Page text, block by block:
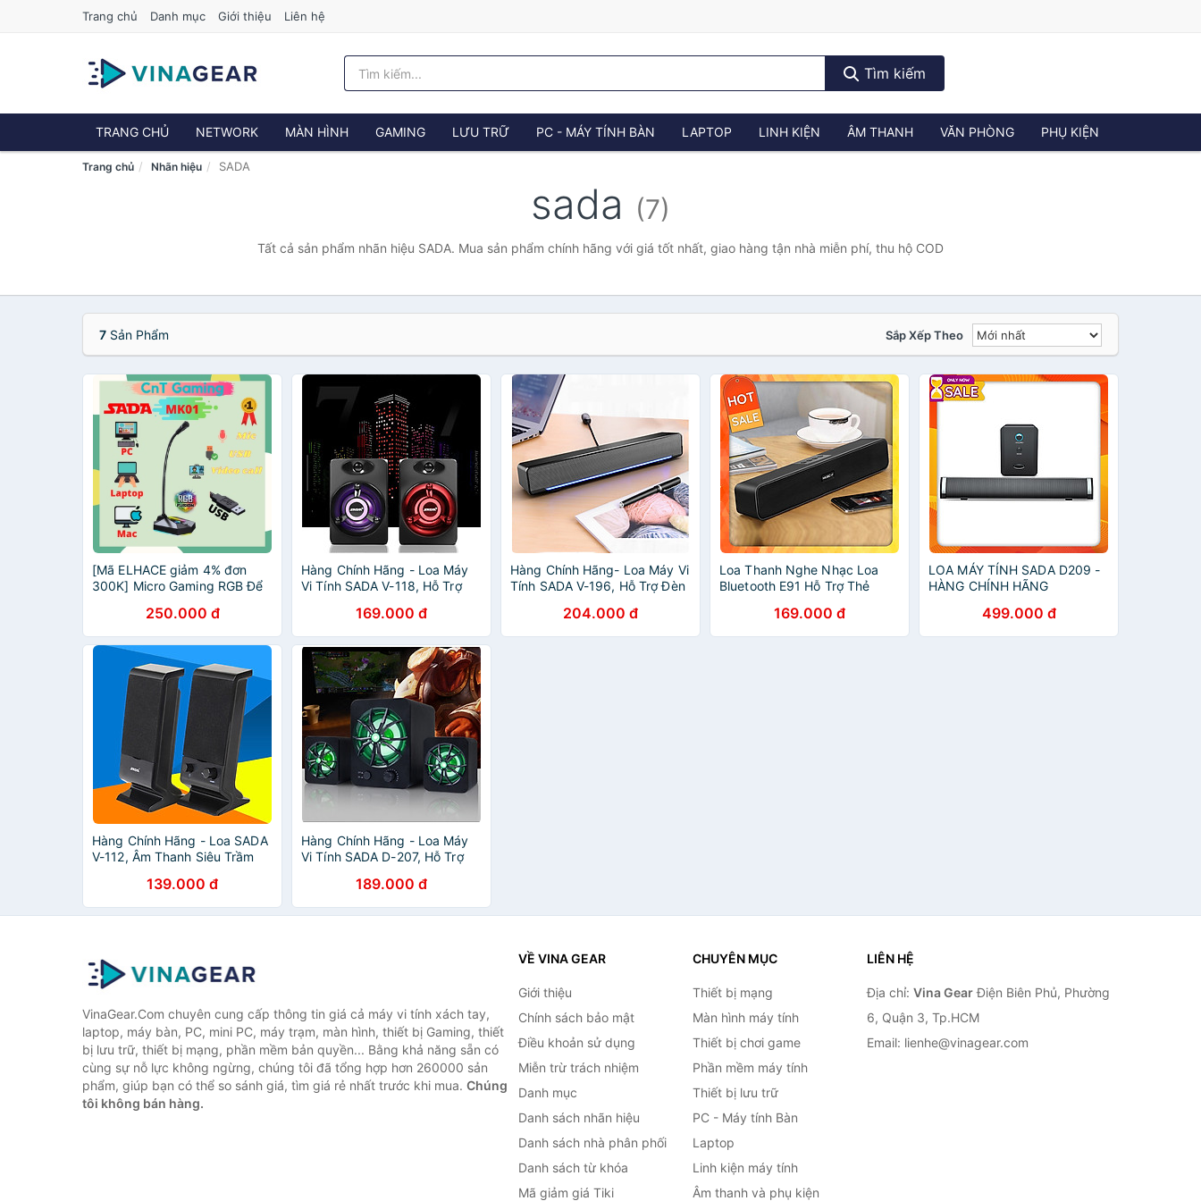
Trang chủ Danh mục Giới thiệu Liên hệ
Tìm kiếm
TRANG CHỦ NETWORK MÀN HÌNH GAMING LƯU TRỮ PC - MÁY TÍNH BÀN LAPTOP LINH KIỆN ÂM THANH VĂN PHÒNG PHỤ KIỆN
Trang chủ Nhãn hiệu SADA
sada (7)
Tất cả sản phẩm nhãn hiệu SADA. Mua sản phẩm chính hãng với giá tốt nhất, giao hàng tận nhà miễn phí, thu hộ COD
7 Sản Phẩm Sắp Xếp Theo
[Mã ELHACE giảm 4% đơn
300K] Micro Gaming RGB Để
Làm Việc Online
250.000 đ
Hàng Chính Hãng - Loa Máy
Vi Tính SADA V-118, Hỗ Trợ
169.000 đ
Hàng Chính Hãng- Loa Máy Vi
Tính SADA V-196, Hỗ Trợ Đèn
204.000 đ
Loa Thanh Nghe Nhạc Loa
Bluetooth E91 Hỗ Trợ Thẻ
169.000 đ
LOA MÁY TÍNH SADA D209 -
HÀNG CHÍNH HÃNG
499.000 đ
Hàng Chính Hãng - Loa SADA
V-112, Âm Thanh Siêu Trầm
139.000 đ
Hàng Chính Hãng - Loa Máy
Vi Tính SADA D-207, Hỗ Trợ
189.000 đ
VinaGear.Com chuyên cung cấp thông tin giá cả máy vi tính xách tay,
laptop, máy bàn, PC, mini PC, máy trạm, màn hình, thiết bị Gaming, thiết
bị lưu trữ, thiết bị mạng, phần mềm bản quyền... Bằng khả năng sẵn có
cùng sự nỗ lực không ngừng, chúng tôi đã tổng hợp hơn 260000 sản
phẩm, giúp bạn có thể so sánh giá, tìm giá rẻ nhất trước khi mua. Chúng
tôi không bán hàng.
VỀ VINA GEAR
Giới thiệu
Chính sách bảo mật
Điều khoản sử dụng
Miễn trừ trách nhiệm
Danh mục
Danh sách nhãn hiệu
Danh sách nhà phân phối
Danh sách từ khóa
Mã giảm giá Tiki
CHUYÊN MỤC
Thiết bị mạng
Màn hình máy tính
Thiết bị chơi game
Phần mềm máy tính
Thiết bị lưu trữ
PC - Máy tính Bàn
Laptop
Linh kiện máy tính
Âm thanh và phụ kiện
LIÊN HỆ
Địa chỉ: Vina GearĐiện Biên Phủ, Phường
6, Quận 3, Tp.HCM
Email: lienhe@vinagear.com